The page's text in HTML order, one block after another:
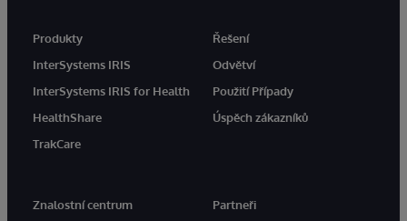
Produkty
InterSystems IRIS
InterSystems IRIS for Health
HealthShare
TrakCare
Řešení
Odvětví
Použití Případy
Úspěch zákazníků
Znalostní centrum
Partneři